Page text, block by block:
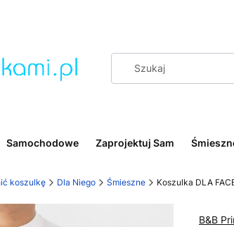
Samochodowe Zaprojektuj Sam
koszulkę Dla Niego Śmieszne Koszulka DLA
B&B